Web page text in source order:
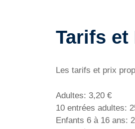
Tarifs et
Les tarifs et prix
Adultes: 3,20 €
10 entrées adultes:
Enfants 6 à 16 ans: